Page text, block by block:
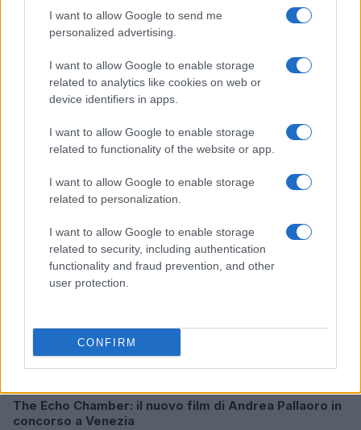
I want to allow Google to send me
personalized advertising.
I want to allow Google to enable storage
related to analytics like cookies on web or
device identifiers in apps.
I want to allow Google to enable storage
related to functionality of the website or app.
I want to allow Google to enable storage
related to personalization.
I want to allow Google to enable storage
related to security, including authentication
functionality and fraud prevention, and other
user protection.
CONFIRM
Vigezzo
Andrea Conforti · 5 Ago 2026
NERD NEWS
The Echo Chamber: il nuovo film di Andrea Pallaoro in
concorso a Venezia